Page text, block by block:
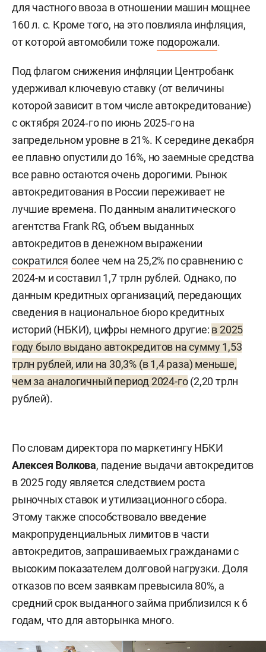
для частного ввоза в отношении машин мощнее
160 л. с. Кроме того, на это повлияла инфляция,
от которой автомобили тоже подорожали.
Под флагом снижения инфляции Центробанк
удерживал ключевую ставку (от величины
которой зависит в том числе автокредитование)
с октября 2024‑го по июнь 2025‑го на
запредельном уровне в 21%. К середине декабря
ее плавно опустили до 16%, но заемные средства
все равно остаются очень дорогими. Рынок
автокредитования в России переживает не
лучшие времена. По данным аналитического
агентства Frank RG, объем выданных
автокредитов в денежном выражении
сократился более чем на 25,2% по сравнению с
2024-м и составил 1,7 трлн рублей. Однако, по
данным кредитных организаций, передающих
сведения в национальное бюро кредитных
историй (НБКИ), цифры немного другие: в 2025
году было выдано автокредитов на сумму 1,53
трлн рублей, или на 30,3% (в 1,4 раза) меньше,
чем за аналогичный период 2024-го(2,20 трлн
рублей).
По словам директора по маркетингу НБКИ
Алексея Волкова, падение выдачи автокредитов
в 2025 году является следствием роста
рыночных ставок и утилизационного сбора.
Этому также способствовало введение
макропруденциальных лимитов в части
автокредитов, запрашиваемых гражданами с
высоким показателем долговой нагрузки. Доля
отказов по всем заявкам превысила 80%, а
средний срок выданного займа приблизился к 6
годам, что для авторынка много.